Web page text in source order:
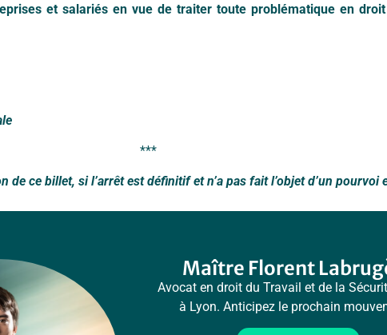
et salariés en vue de traiter toute problématique en
***
de ce billet, si l’arrêt est définitif et n’a pas fait l’objet d’un pourvoi
Maître Florent
Avocat en droit du Travail et de la
à Lyon. Anticipez le prochain